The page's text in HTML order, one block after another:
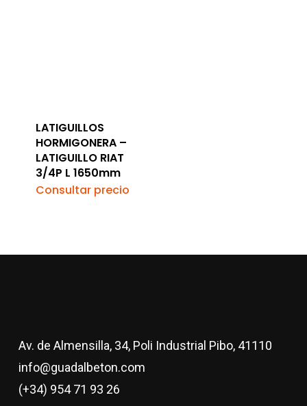
LATIGUILLOS
HORMIGONERA –
LATIGUILLO RIAT
3/4P L 1650mm
Consultar precio
Av. de Almensilla, 34, Poli Industrial Pibo, 41110
info@guadalbeton.com
(+34) 954 71 93 26